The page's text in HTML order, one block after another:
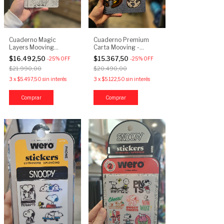
Cuaderno Magic
Layers Mooving
Snoopy
$16.492,50 -25% OFF
$21.990,00
3 x$5.497,50 sin interés
Cuaderno Premium
Carta Mooving -
Snoopy
$15.367,50 -25% OFF
$20.490,00
3 x$5.122,50 sin interés